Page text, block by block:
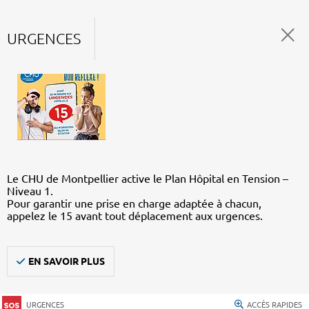
URGENCES
Le CHU de Montpellier active le Plan Hôpital en Tension –
Niveau 1.
Pour garantir une prise en charge adaptée à chacun,
appelez le 15 avant tout déplacement aux urgences.
EN SAVOIR PLUS
URGENCES ACCÈS RAPIDES